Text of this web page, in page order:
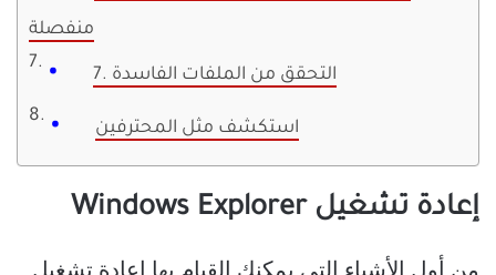
منفصلة
7. التحقق من الملفات الفاسدة
استكشف مثل المحترفين
إعادة تشغيل Windows Explorer